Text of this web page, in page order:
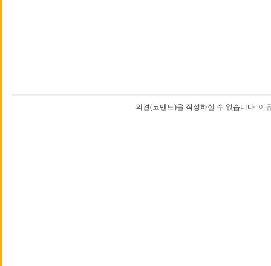
의견(코멘트)을 작성하실 수 없습니다. 이